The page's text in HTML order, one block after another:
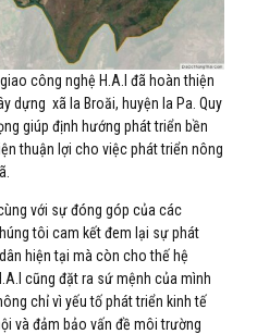
công nghệ H.A.I đã hoàn thiện
dựng xã Ia Broăi, huyện Ia Pa. Quy
giúp định hướng phát triển bền
thuận lợi cho việc phát triển nông
với sự đóng góp của các
tôi cam kết đem lại sự phát
hiện tại mà còn cho thế hệ
cũng đặt ra sứ mệnh của mình
chỉ vì yếu tố phát triển kinh tế
và đảm bảo vấn đề môi trường